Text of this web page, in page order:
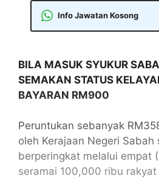
Info Jawatan Kosong
BILA MASUK SYUKUR
SEMAKAN STATUS
BAYARAN RM900
Peruntukan sebanyak
oleh Kerajaan Negeri Sabah
berperingkat melalui empat
seramai 100,000 ribu